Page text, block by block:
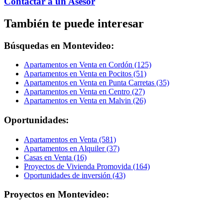
También te puede interesar
Búsquedas en Montevideo:
Apartamentos en Venta en Cordón (125)
Apartamentos en Venta en Pocitos (51)
Apartamentos en Venta en Punta Carretas (35)
Apartamentos en Venta en Centro (27)
Apartamentos en Venta en Malvin (26)
Oportunidades:
Apartamentos en Venta (581)
Apartamentos en Alquiler (37)
Casas en Venta (16)
Proyectos de Vivienda Promovida (164)
Oportunidades de inversión (43)
Proyectos en Montevideo: